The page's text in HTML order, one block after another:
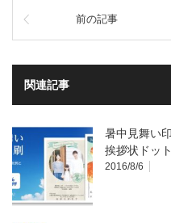
前の記事
関連記事
暑中見舞い
挨拶状ドッ
2016/8/6